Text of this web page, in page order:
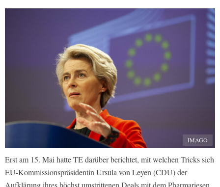
IMAGO
Erst am 15. Mai hatte TE darüber berichtet, mit welchen Tricks sich
EU-Kommissionspräsidentin Ursula von Leyen (CDU) der